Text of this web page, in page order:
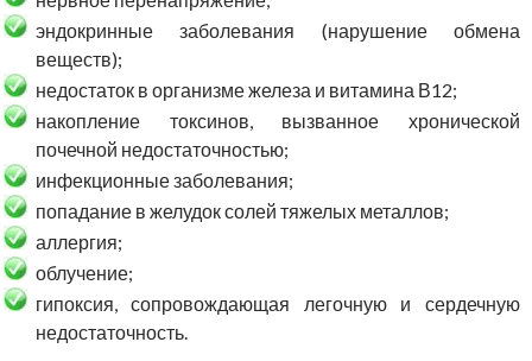
эндокринные заболевания (нарушение обмена
веществ);
недостаток в организме железа и витамина В12;
накопление токсинов, вызванное хронической
почечной недостаточностью;
инфекционные заболевания;
попадание в желудок солей тяжелых металлов;
аллергия;
облучение;
гипоксия, сопровождающая легочную и сердечную
недостаточность.